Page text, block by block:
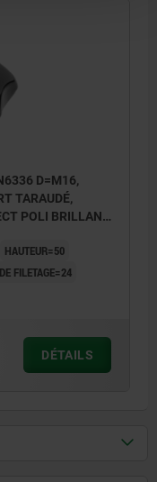
D=M16,
TARAUDÉ,
POLI BRILLANT,
HAUTEUR=50
FILETAGE=24
DÉTAILS